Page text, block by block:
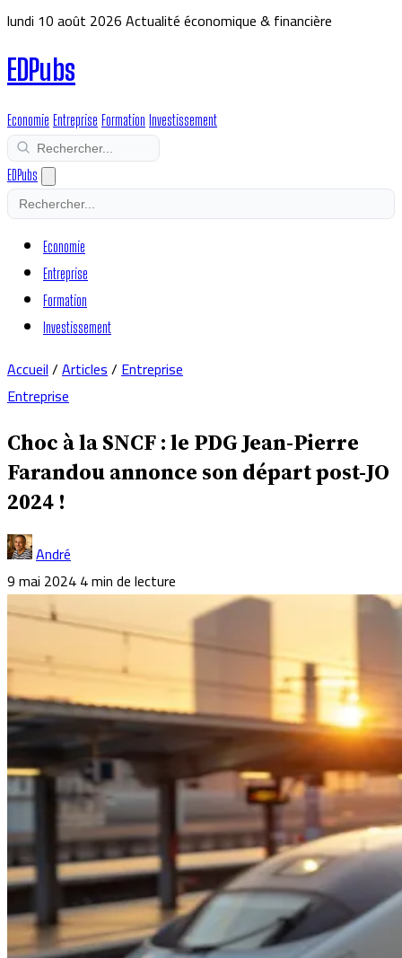
lundi 10 août 2026Actualité économique & financière
EDPubs
Economie Entreprise Formation Investissement
EDPubs
Economie
Entreprise
Formation
Investissement
Accueil/Articles/Entreprise
Entreprise
Choc à la SNCF : le PDG Jean-Pierre
Farandou annonce son départ post-JO
2024 !
André
9 mai 20244 min de lecture